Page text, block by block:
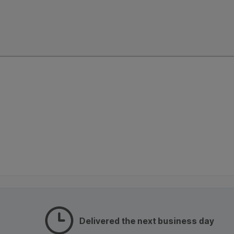
Delivered the next business day